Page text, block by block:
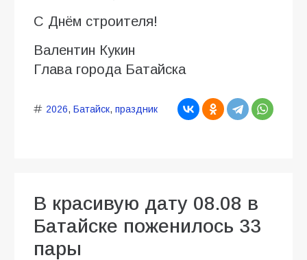
С Днём строителя!
Валентин Кукин
Глава города Батайска
2026, Батайск, праздник
В красивую дату 08.08 в
Батайске поженилось 33
пары